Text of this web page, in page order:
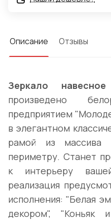
Описание Отзывы
Зеркало
произведено
предприятием
в элегантном
рамой из
периметру. Станет
к интерьеру
реализация
исполнения: "Белая
декором", "Коньяк